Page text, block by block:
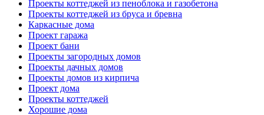
Проекты коттеджей из пеноблока и газобетона
Проекты коттеджей из бруса и бревна
Каркасные дома
Проект гаража
Проект бани
Проекты загородных домов
Проекты дачных домов
Проекты домов из кирпича
Проект дома
Проекты коттеджей
Хорошие дома